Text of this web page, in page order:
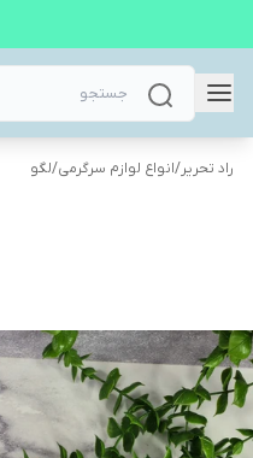
راد تحریر/انواع لوازم سرگرمی/لگو